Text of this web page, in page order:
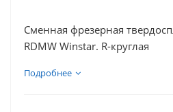
Сменная фрезерная
RDMW Winstar. R-круглая
Подробнее